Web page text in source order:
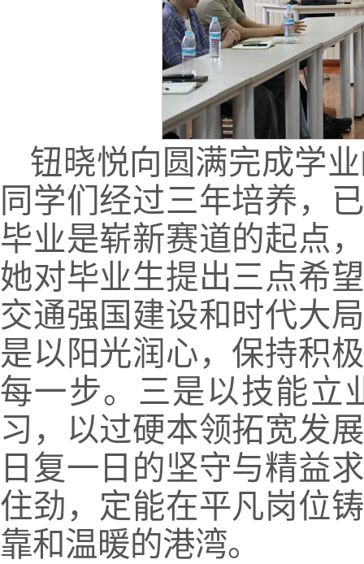
钮晓悦向圆满完成学
同学们经过三年培养，
毕业是崭新赛道的起点
她对毕业生提出三点希
交通强国建设和时代大
是以阳光润心，保持积
每一步。三是以技能立
习，以过硬本领拓宽发
日复一日的坚守与精益
住劲，定能在平凡岗位
靠和温暖的港湾。